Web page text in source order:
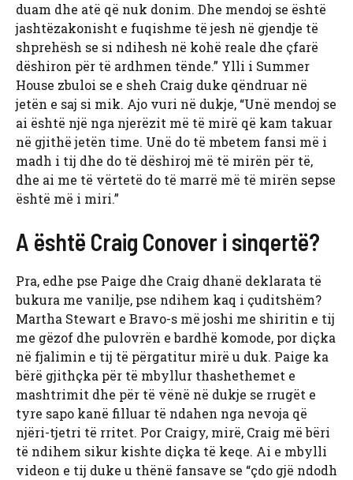
duam dhe atë që nuk donim. Dhe mendoj se është
jashtëzakonisht e fuqishme të jesh në gjendje të
shprehësh se si ndihesh në kohë reale dhe çfarë
dëshiron për të ardhmen tënde.” Ylli i Summer
House zbuloi se e sheh Craig duke qëndruar në
jetën e saj si mik. Ajo vuri në dukje, “Unë mendoj se
ai është një nga njerëzit më të mirë që kam takuar
në gjithë jetën time. Unë do të mbetem fansi më i
madh i tij dhe do të dëshiroj më të mirën për të,
dhe ai me të vërtetë do të marrë më të mirën sepse
është më i miri.”
A është Craig Conover i sinqertë?
Pra, edhe pse Paige dhe Craig dhanë deklarata të
bukura me vanilje, pse ndihem kaq i çuditshëm?
Martha Stewart e Bravo-s më joshi me shiritin e tij
me gëzof dhe pulovrën e bardhë komode, por diçka
në fjalimin e tij të përgatitur mirë u duk. Paige ka
bërë gjithçka për të mbyllur thashethemet e
mashtrimit dhe për të vënë në dukje se rrugët e
tyre sapo kanë filluar të ndahen nga nevoja që
njëri-tjetri të rritet. Por Craigy, mirë, Craig më bëri
të ndihem sikur kishte diçka të keqe. Ai e mbylli
videon e tij duke u thënë fansave se “çdo gjë ndodh